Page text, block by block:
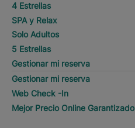
4 Estrellas
SPA y Relax
Solo Adultos
5 Estrellas
Gestionar mi reserva
Gestionar mi reserva
Web Check -In
Mejor Precio Online Garantizado